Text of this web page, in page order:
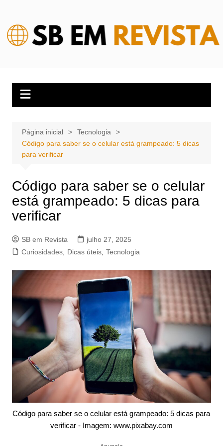
conteúdo
Página inicial
Tecnologia
Código para saber se o celular está grampeado: 5 dicas
para verificar
Código para saber se o celular
está grampeado: 5 dicas para
verificar
SB em Revista
julho 27, 2025
Curiosidades, Dicas úteis, Tecnologia
Código para saber se o celular está grampeado: 5 dicas para
verificar - Imagem: www.pixabay.com